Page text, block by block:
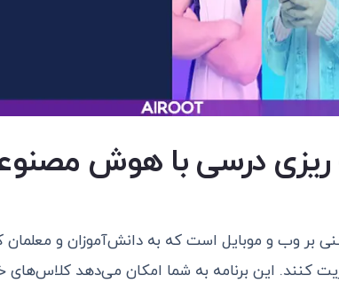
بر وب و موبایل است که به دانش‌آموزان و
کنند. این برنامه به شما امکان می‌دهد کلاس‌های